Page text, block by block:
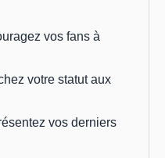
vos fans à
votre statut aux
vos derniers